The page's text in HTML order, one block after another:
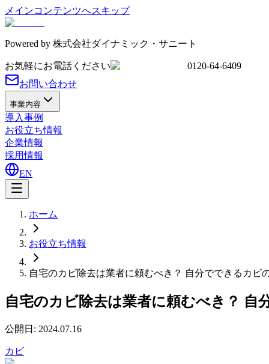
メインコンテンツへスキップ
Powered by 株式会社ダイナミック・サニート
お気軽にお電話ください
0120-64-6409
お問い合わせ
事業内容
導入事例
お役立ち情報
企業情報
採用情報
EN
ホーム
お役立ち情報
自宅のカビ除去は業者に頼むべき？ 自分でできるカビ
自宅のカビ除去は業者に頼むべき？ 自
公開日: 2024.07.16
カビ